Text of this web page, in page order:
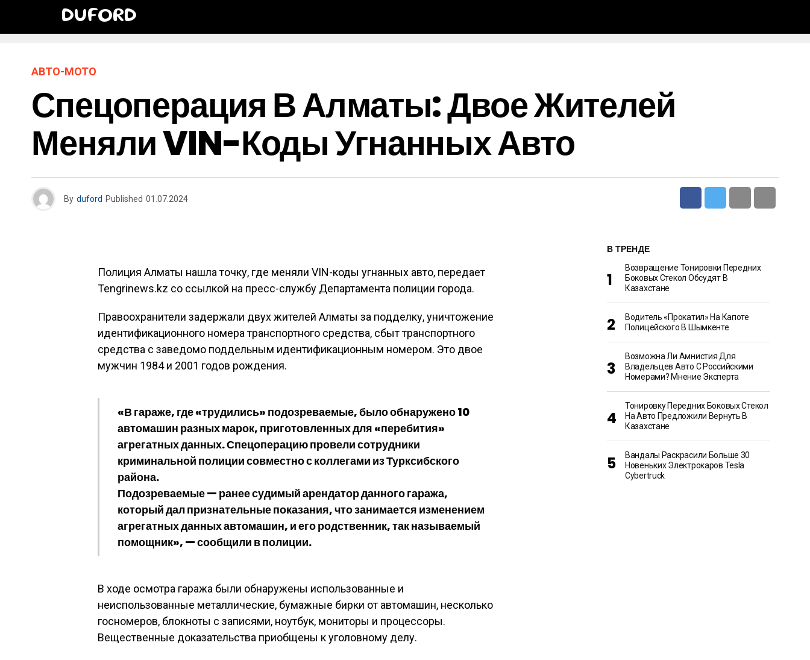
DUFORD
АВТО-МОТО
Спецоперация В Алматы: Двое Жителей
Меняли VIN-Коды Угнанных Авто
By duford Published 01.07.2024
Полиция Алматы нашла точку, где меняли VIN-коды угнанных авто, передает
Tengrinews.kz со ссылкой на пресс-службу Департамента полиции города.
Правоохранители задержали двух жителей Алматы за подделку, уничтожение
идентификационного номера транспортного средства, сбыт транспортного
средства с заведомо поддельным идентификационным номером. Это двое
мужчин 1984 и 2001 годов рождения.
«В гараже, где «трудились» подозреваемые, было обнаружено 10
автомашин разных марок, приготовленных для «перебития»
агрегатных данных. Спецоперацию провели сотрудники
криминальной полиции совместно с коллегами из Турксибского
района.
Подозреваемые — ранее судимый арендатор данного гаража,
который дал признательные показания, что занимается изменением
агрегатных данных автомашин, и его родственник, так называемый
помощник», — сообщили в полиции.
В ходе осмотра гаража были обнаружены использованные и
неиспользованные металлические, бумажные бирки от автомашин, несколько
госномеров, блокноты с записями, ноутбук, мониторы и процессоры.
Вещественные доказательства приобщены к уголовному делу.
В ТРЕНДЕ
Возвращение Тонировки Передних
Боковых Стекол Обсудят В
Казахстане
Водитель «прокатил» На Капоте
Полицейского В Шымкенте
Возможна Ли Амнистия Для
Владельцев Авто С Российскими
Номерами? Мнение Эксперта
Тонировку Передних Боковых Стекол
На Авто Предложили Вернуть В
Казахстане
Вандалы Раскрасили Больше 30
Новеньких Электрокаров Tesla
Cybertruck